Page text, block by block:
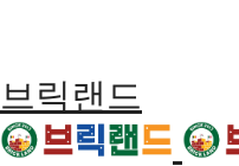
브릭랜드